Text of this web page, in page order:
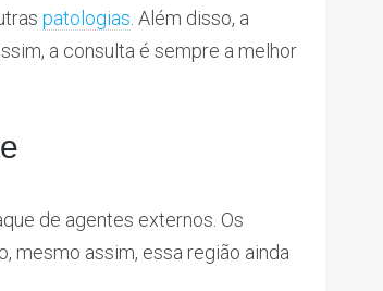
patologias . Além disso, a
a consulta é sempre a melhor
de agentes externos. Os
mesmo assim, essa região ainda